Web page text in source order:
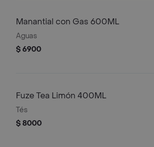
Manantial con Gas 600ML
Aguas
$ 6900
Fuze Tea Limón 400ML
Tés
$ 8000